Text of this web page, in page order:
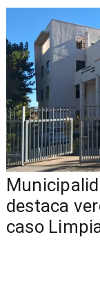
destaca
caso